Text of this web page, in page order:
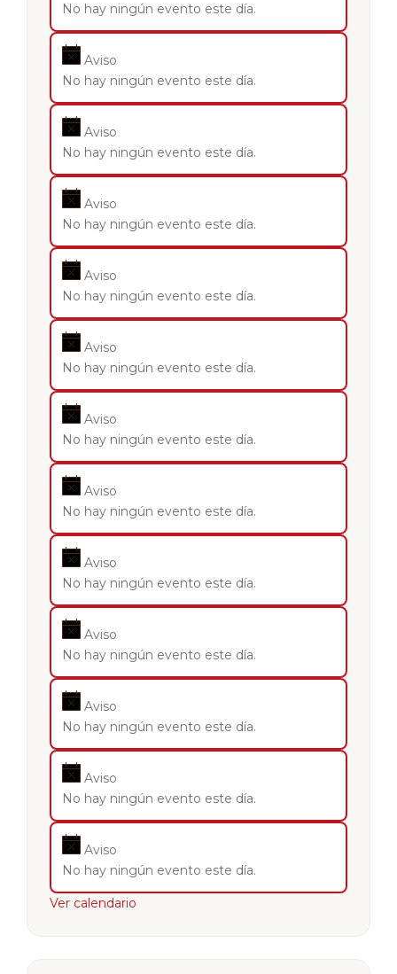
No hay ningún evento este día.
Aviso
No hay ningún evento este día.
Aviso
No hay ningún evento este día.
Aviso
No hay ningún evento este día.
Aviso
No hay ningún evento este día.
Aviso
No hay ningún evento este día.
Aviso
No hay ningún evento este día.
Aviso
No hay ningún evento este día.
Aviso
No hay ningún evento este día.
Aviso
No hay ningún evento este día.
Aviso
No hay ningún evento este día.
Aviso
No hay ningún evento este día.
Aviso
No hay ningún evento este día.
Ver calendario